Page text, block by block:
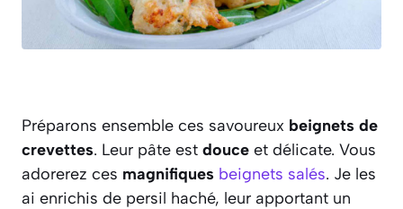
Préparons ensemble ces savoureux beignets de
crevettes. Leur pâte est douce et délicate. Vous
adorerez ces magnifiques beignets salés. Je les
ai enrichis de persil haché, leur apportant un